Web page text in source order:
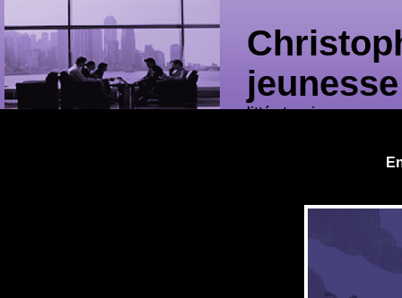
jeunesse
littérature jeunesse